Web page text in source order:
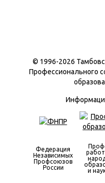
© 1996-2026
Профессионального
Федерация
Независимых
Профсоюзов
России
и